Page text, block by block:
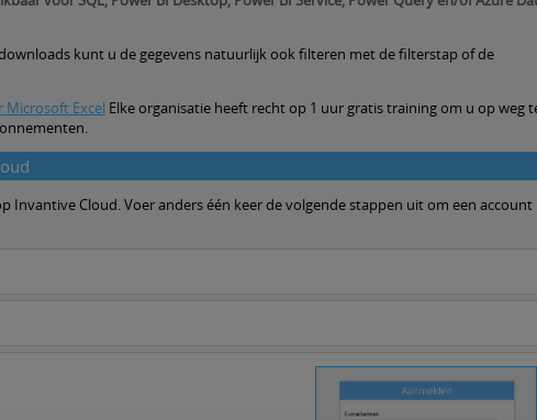
kunt u de gegevens natuurlijk ook filteren met de filterstap of de
Excel Elke organisatie heeft recht op 1 uur gratis training om u op weg
Invantive Cloud. Voer anders één keer de volgende stappen uit om een account